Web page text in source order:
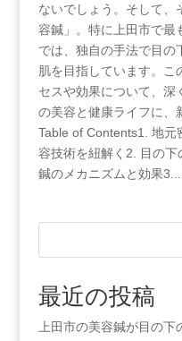
ないでしょう。そして、
容鍼」。特に上田市で最
では、独自の手法で目の
肌を目指しています。こ
セスや効果について、深
の美容と健康ライフに、
Table ⁤of Contents1. 地元
容技術を紐解く2. 目の
鍼のメカニズムと効果3.​...
最近の投稿
上田市の美容鍼が目の